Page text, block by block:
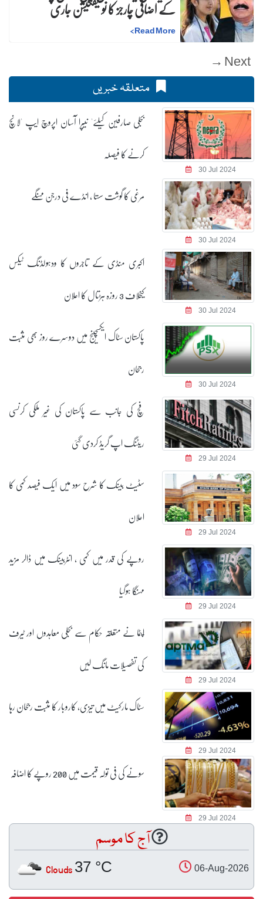
کے اضافی چارجز کا نوٹیفکیشن جاری
Read More
>
Next →
متعلقہ خبریں
30 Jul 2024
بجلی صارفین کیلئے' نیپرا آسان اپروچ ایپ 'لانچ
کرنے کا فیصلہ
30 Jul 2024
مرغی کا گوشت سستا ، انڈے فی درجن مہنگے
30 Jul 2024
اکبری منڈی کے تاجروں کا ودہولڈنگ ٹیکس
کیخلاف 3 روزہ ہڑتال کا اعلان
30 Jul 2024
پاکستان سٹاک ایکسچینج میں دوسرے روز بھی مثبت
رجحان
29 Jul 2024
فچ کی جانب سے پاکستان کی غیر ملکی کرنسی
ریٹنگ اپ گریڈ کردی گئی
29 Jul 2024
سٹیٹ بینک کا شرح سود میں ایک فیصد کمی کا
اعلان
29 Jul 2024
روپے کی قدر میں کمی ، انٹربینک میں ڈالر مزید
مہنگا ہوگیا
29 Jul 2024
اپٹما نے متعلقہ حکام سے بجلی معاہدوں اور ٹیرف
کی تفصیلات مانگ لیں
29 Jul 2024
سٹاک مارکیٹ میں تیزی، کاروبار کا مثبت رجحان رہا
29 Jul 2024
سونے کی فی تولہ قیمت میں 200 روپے کا اضافہ
آج کا موسم
06-Aug-2026
37 °C
Clouds